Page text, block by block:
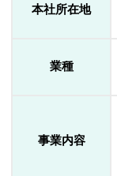
本社所在地
業種
事業内容